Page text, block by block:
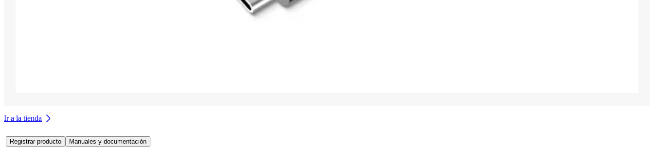
Ir a la tienda
Registrar producto Manuales y documentación